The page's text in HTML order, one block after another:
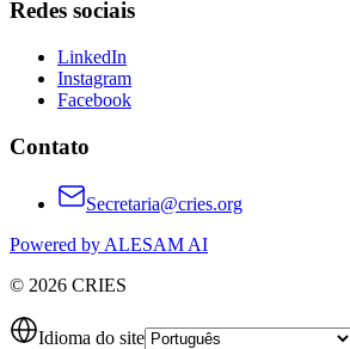
Redes sociais
LinkedIn
Instagram
Facebook
Contato
Secretaria@cries.org
Powered by ALESAM AI
© 2026 CRIES
Idioma do site